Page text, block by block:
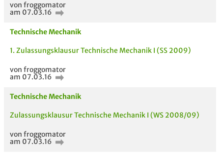
UNTERLAGE
von froggomator
am 07.03.16
Technische Mechanik
1. Zulassungsklausur Technische Mechanik I (SS 2009)
von froggomator
am 07.03.16
Technische Mechanik
Zulassungsklausur Technische Mechanik I (WS 2008/09)
von froggomator
am 07.03.16